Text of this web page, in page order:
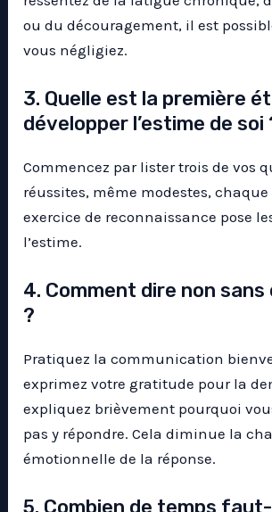
ou du découragement, il est
vous négligiez.
3. Quelle est la première
développer l’estime de soi
Commencez par lister trois de vos
réussites, même modestes, chaque
exercice de reconnaissance pose
l’estime.
4. Comment dire non
?
Pratiquez la communication
exprimez votre gratitude pour la
expliquez brièvement pourquoi
pas y répondre. Cela diminue la
émotionnelle de la réponse.